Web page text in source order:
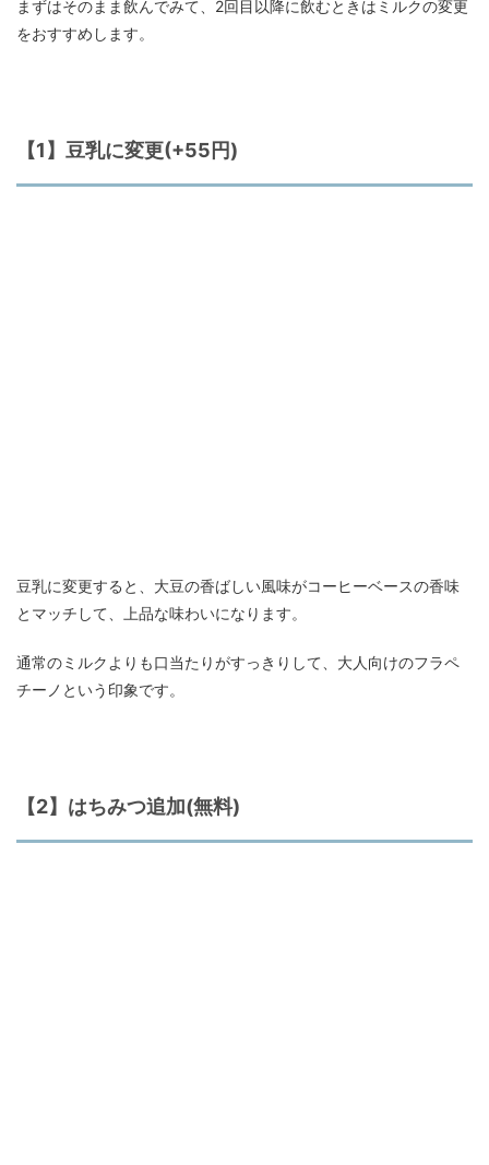
まずはそのまま飲んでみて、2回目以降に飲むときはミルクの変更
をおすすめします。
【1】豆乳に変更(+55円)
豆乳に変更すると、大豆の香ばしい風味がコーヒーベースの香味
とマッチして、上品な味わいになります。
通常のミルクよりも口当たりがすっきりして、大人向けのフラペ
チーノという印象です。
【2】はちみつ追加(無料)